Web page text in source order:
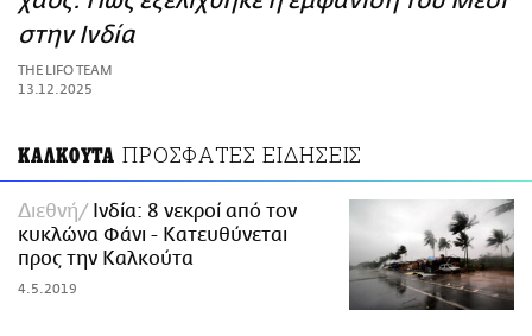
ΑΜΠΑ
PRINT
στην Ινδία
THE LIFO TEAM
13.12.2025
ΚΑΛΚΟΥΤΑ ΠΡΟΣΦΑΤΕΣ ΕΙΔΗΣΕΙΣ
Διεθνή
Ινδία: 8 νεκροί από τον
κυκλώνα Φάνι - Κατευθύνεται
προς την Καλκούτα
4.5.2019